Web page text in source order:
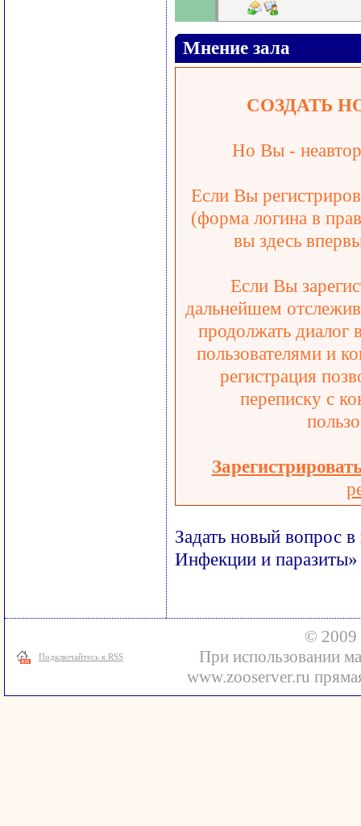
Мнение зала
СОЗДАТЬ
Но Вы -
Если Вы
(форма логина в
вы здесь
Если Вы
дальнейшем
продолжать диалог
пользователями и
регистрация
переписку с
Задать новый вопрос
Инфекции и паразиты»
Подключайтесь к RSS
© 2009
При использовании
www.zooserver.ru